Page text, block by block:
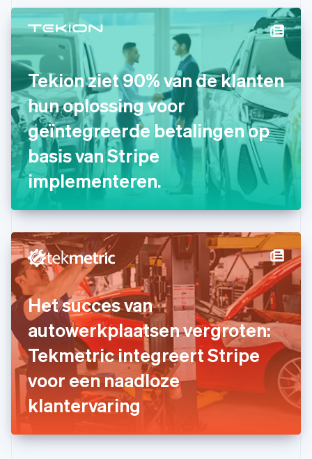
Tekion ziet 90% van de klanten
hun oplossing voor
geïntegreerde betalingen op
basis van Stripe
implementeren.
Het succes van
autowerkplaatsen vergroten:
Tekmetric integreert Stripe
voor een naadloze
klantervaring
Duitsland
DeutschEnglish
Estland
English
Finland
EnglishSvenska
Frankrijk
FrançaisEnglish
Gibraltar
English
Griekenland
English
Hongarije
English
Hongkong SAR, China
Ierland
English
India
English
Italië
ItalianoEnglish
Japan
日本語English
Kroatië
English Italiano
Letland
English
Liechtenstein
Litouwen